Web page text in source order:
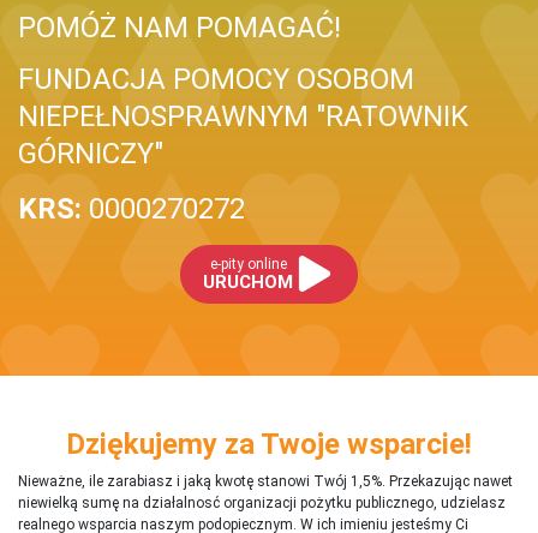
POMÓŻ NAM POMAGAĆ!
FUNDACJA POMOCY OSOBOM
NIEPEŁNOSPRAWNYM "RATOWNIK
GÓRNICZY"
KRS: 0000270272
e-pity online
URUCHOM
Dziękujemy za Twoje wsparcie!
Nieważne, ile zarabiasz i jaką kwotę stanowi Twój 1,5%. Przekazując nawet
niewielką sumę na działalnosć organizacji pożytku publicznego, udzielasz
realnego wsparcia naszym podopiecznym. W ich imieniu jesteśmy Ci